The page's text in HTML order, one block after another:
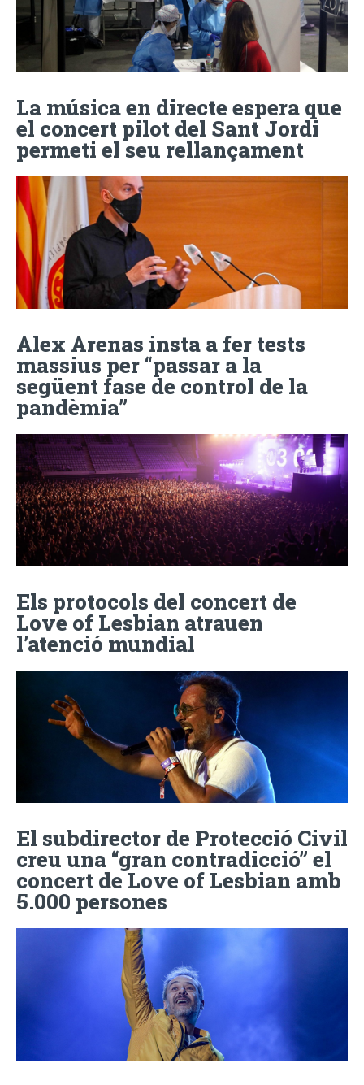
La música en directe espera que
el concert pilot del Sant Jordi
permeti el seu rellançament
Alex Arenas insta a fer tests
massius per “passar a la
següent fase de control de la
pandèmia”
Els protocols del concert de
Love of Lesbian atrauen
l’atenció mundial
El subdirector de Protecció Civil
creu una “gran contradicció” el
concert de Love of Lesbian amb
5.000 persones